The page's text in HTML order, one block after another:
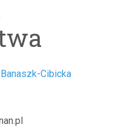
Cibicka